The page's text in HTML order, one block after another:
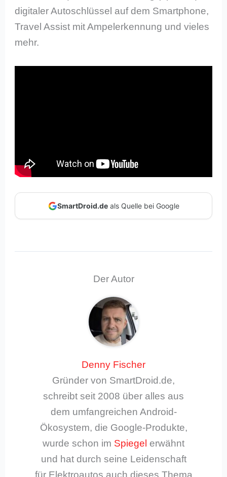
digitaler Autoschlüssel auf dem Smartphone,
Travel Assist mit Ampelerkennung und vieles
mehr.
SmartDroid.deals Quelle bei Google
Der Autor
Denny Fischer
Gründer von SmartDroid.de,
schreibt seit 2008 über alles aus
dem umfangreichen Android-
Ökosystem, die Google-Produkte,
wurde schon im Spiegel erwähnt
und hat durch seine Leidenschaft